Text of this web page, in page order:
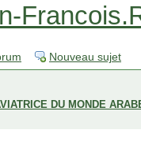
Nouveau sujet
DU MONDE